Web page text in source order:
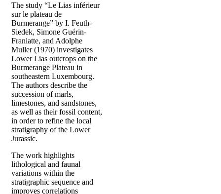
The study “Le Lias inférieur
sur le plateau de
Burmerange” by I. Feuth-
Siedek, Simone Guérin-
Franiatte, and Adolphe
Muller (1970) investigates
Lower Lias outcrops on the
Burmerange Plateau in
southeastern Luxembourg.
The authors describe the
succession of marls,
limestones, and sandstones,
as well as their fossil content,
in order to refine the local
stratigraphy of the Lower
Jurassic.
The work highlights
lithological and faunal
variations within the
stratigraphic sequence and
improves correlations